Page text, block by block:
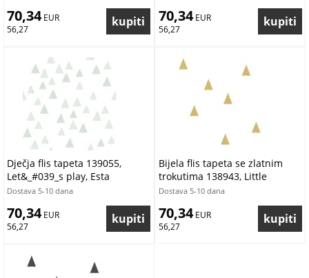
70,34 EUR
56,27
70,34 EUR
56,27
Dječja flis tapeta 139055,
Let&_#039_s play, Esta
Dostava 5-10 dana
70,34 EUR
56,27
Bijela flis tapeta se zlatnim
trokutima 138943, Little
Bandits, Black & White, Esta
Dostava 5-10 dana
70,34 EUR
56,27